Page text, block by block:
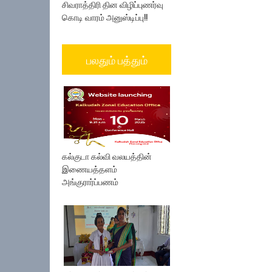
சிவராத்திரி தின விழிப்புணர்வு
கொடி வாரம் அனுஸ்டிப்பு!!
பலதும் பத்தும்
கல்குடா கல்வி வலயத்தின்
இணையத்தளம்
அங்குரார்ப்பணம்